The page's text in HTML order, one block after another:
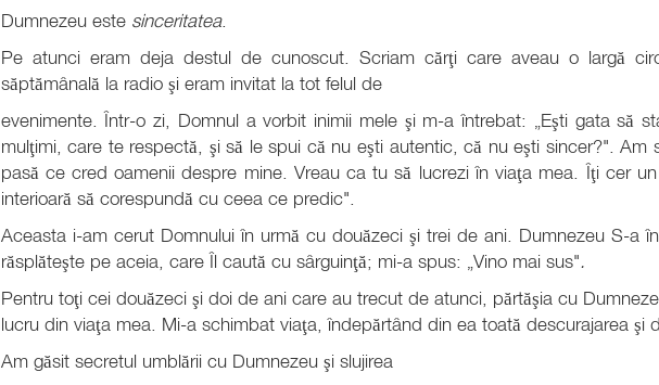
Dumnezeu este sinceritatea.
Pe atunci eram deja destul de cunoscut. Scriam cărţi care aveau o largă
săptămânală la radio şi eram invitat la tot felul de
evenimente. Într-o zi, Domnul a vorbit inimii mele şi m-a întrebat: „Eşti gata să
mulţimi, care te respectă, şi să le spui că nu eşti autentic, că nu eşti sincer?". Am
pasă ce cred oamenii despre mine. Vreau ca tu să lucrezi în viaţa mea. Îţi cer
interioară să corespundă cu ceea ce predic".
Aceasta i-am cerut Domnului în urmă cu douăzeci şi trei de ani. Dumnezeu S-a
răsplăteşte pe aceia, care Îl caută cu sârguinţă; mi-a spus: „Vino mai sus".
Pentru toţi cei douăzeci şi doi de ani care au trecut de atunci, părtăşia cu
lucru din viaţa mea. Mi-a schimbat viaţa, îndepărtând din ea toată descurajarea şi
Am găsit secretul umblării cu Dumnezeu şi slujirea